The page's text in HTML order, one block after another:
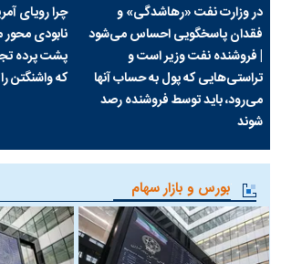
در وزارت نفت «رهاشدگی» و
فقدان پاسخگویی احساس می‌شود
| فروشنده نفت وزیر است و
تراستی‌هایی که پول به حساب آنها
می‌رود، باید توسط فروشنده رصد
شوند
چرا رویای
نابودی
که واشنگتن
بورس و بازار سهام